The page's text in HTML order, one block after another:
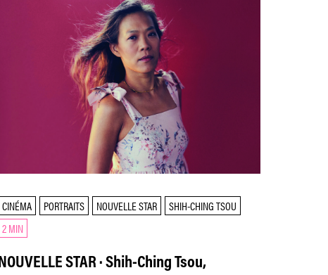
CINÉMA PORTRAITS NOUVELLE STAR
SHIH-CHING TSOU
2 MIN
NOUVELLE STAR · Shih-Ching Tsou,